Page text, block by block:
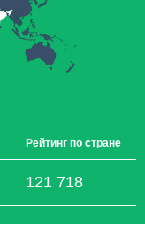
Рейтинг по стране
121 718